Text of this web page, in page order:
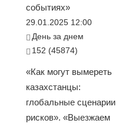
событиях»
29.01.2025 12:00
День за днем
152 (45874)
«Как могут вымереть
казахстанцы:
глобальные сценарии
рисков». «Выезжаем